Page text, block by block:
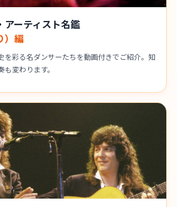
アーティスト名鑑
）編
を彩る名ダンサーたちを動画付きでご紹介。知
変わります。